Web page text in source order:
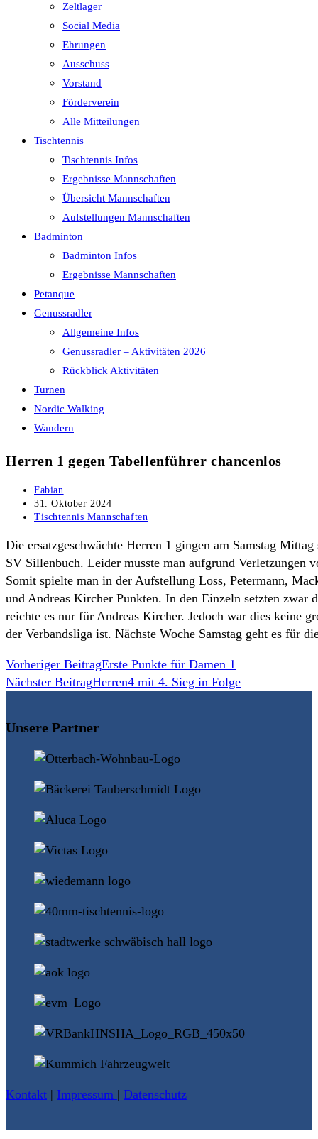
Zeltlager
Social Media
Ehrungen
Ausschuss
Vorstand
Förderverein
Alle Mitteilungen
Tischtennis
Tischtennis Infos
Ergebnisse Mannschaften
Übersicht Mannschaften
Aufstellungen Mannschaften
Badminton
Badminton Infos
Ergebnisse Mannschaften
Petanque
Genussradler
Allgemeine Infos
Genussradler – Aktivitäten 2026
Rückblick Aktivitäten
Turnen
Nordic Walking
Wandern
Herren 1 gegen Tabellenführer chancenlos
Beitrags-
Autor:
Fabian
Beitrag
veröffentlicht:
31. Oktober 2024
Beitrags-
Tischtennis Mannschaften
Die ersatzgeschwächte Herren 1 gingen am Samstag
SV Sillenbuch. Leider musste man aufgrund Verletzungen
Somit spielte man in der Aufstellung Loss, Petermann,
und Andreas Kircher Punkten. In den Einzeln setzten zwar
reichte es nur für Andreas Kircher. Jedoch war dies keine
der Verbandsliga ist. Nächste Woche Samstag geht es für
Weitere
Artikel
Vorheriger BeitragErste Punkte für Damen 1
Nächster BeitragHerren4 mit 4. Sieg in Folge
Unsere Partner
Kontakt | Impressum | Datenschutz